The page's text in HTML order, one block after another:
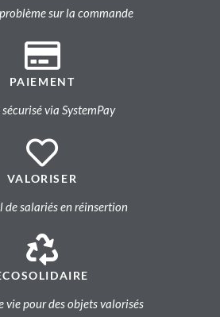
sur la commande
PAIEMENT
via SystemPay
VALORISER
de salariés en réinsertion
vie pour des objets valorisés